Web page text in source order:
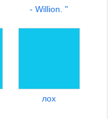
- Willion. "
лох